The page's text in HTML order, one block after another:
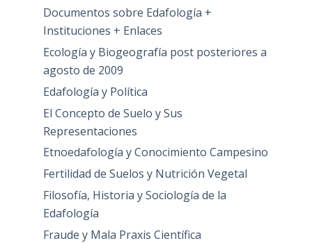
Documentos sobre Edafología +
Instituciones + Enlaces
Ecología y Biogeografía post posteriores a
agosto de 2009
Edafología y Política
El Concepto de Suelo y Sus
Representaciones
Etnoedafología y Conocimiento Campesino
Fertilidad de Suelos y Nutrición Vegetal
Filosofía, Historia y Sociología de la
Edafología
Fraude y Mala Praxis Científica